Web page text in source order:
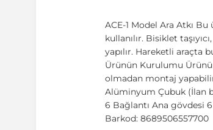
ACE-1 Model Ara Atkı
kullanılır. Bisiklet
yapılır. Hareketli araçta
Ürünün Kurulumu
olmadan montaj
Alüminyum Çubuk (İlan
6 Bağlantı Ana gövdesi
Barkod: 8689506557700